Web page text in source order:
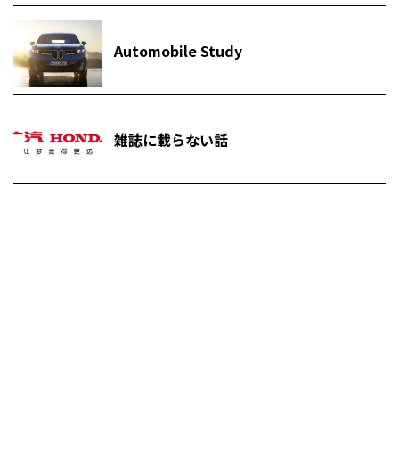
Automobile Study
雑誌に載らない話